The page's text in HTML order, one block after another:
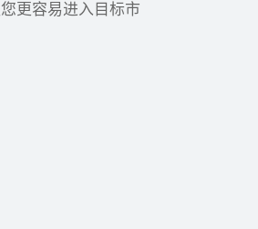
更容易进入目标市